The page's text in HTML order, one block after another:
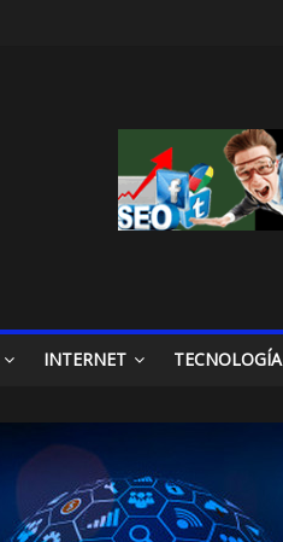
INTERNET TECNOLOGÍA